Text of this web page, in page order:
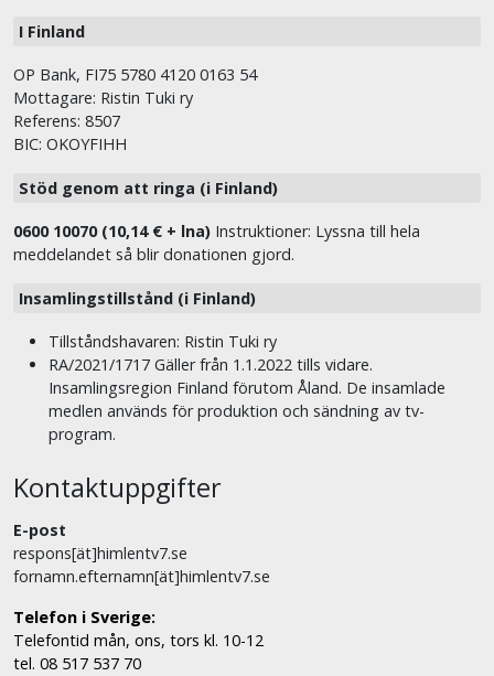
I Finland
OP Bank, FI75 5780 4120 0163 54
Mottagare: Ristin Tuki ry
Referens: 8507
BIC: OKOYFIHH
Stöd genom att ringa (i Finland)
0600 10070 (10,14 € + lna) Instruktioner: Lyssna till hela
meddelandet så blir donationen gjord.
Insamlingstillstånd (i Finland)
Tillståndshavaren: Ristin Tuki ry
RA/2021/1717 Gäller från 1.1.2022 tills vidare.
Insamlingsregion Finland förutom Åland. De insamlade
medlen används för produktion och sändning av tv-
program.
Kontaktuppgifter
E-post
respons[ät]himlentv7.se
fornamn.efternamn[ät]himlentv7.se
Telefon i Sverige:
Telefontid mån, ons, tors kl. 10-12
tel. 08 517 537 70